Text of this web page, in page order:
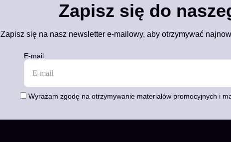
Zapisz się do
Zapisz się na nasz newsletter e-mailowy, aby otrzymywać
E-mail
Wyrażam zgodę na otrzymywanie materiałów promocyjnych i